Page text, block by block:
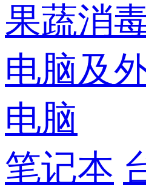
果蔬消
电脑及
电脑
笔记本